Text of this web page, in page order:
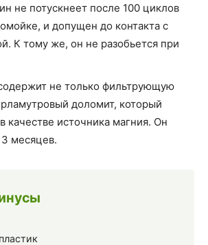
не потускнеет после 100 циклов
и допущен до контакта с
К тому же, он не разобьется при
не только фильтрующую
доломит, который
качестве источника магния. Он
месяцев.